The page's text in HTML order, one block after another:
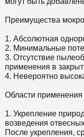
Преимущества
1. Абсолютная
2. Минимальные
3. Отсутствие
применения в
4. Невероятно
Области применения
1. Укрепление
возведения
После укрепления,